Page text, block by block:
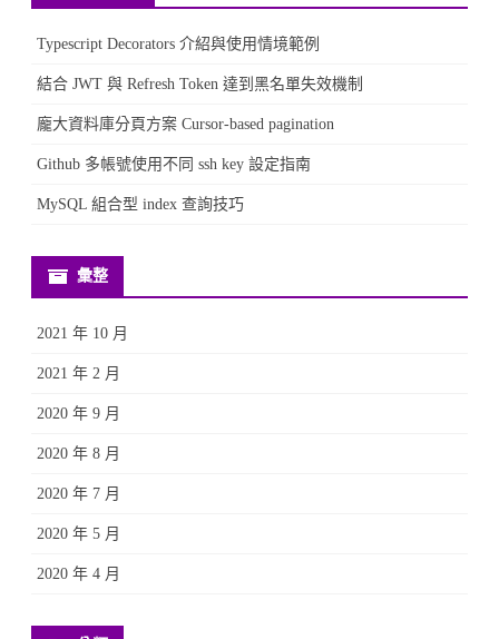
Typescript Decorators 介紹與使用情境範例
結合 JWT 與 Refresh Token 達到黑名單失效機制
龐大資料庫分頁方案 Cursor-based pagination
Github 多帳號使用不同 ssh key 設定指南
MySQL 組合型 index 查詢技巧
彙整
2021 年 10 月
2021 年 2 月
2020 年 9 月
2020 年 8 月
2020 年 7 月
2020 年 5 月
2020 年 4 月